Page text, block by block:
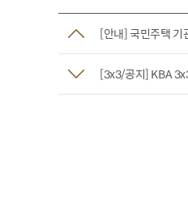
[안내] 국민주택
[3x3/공지] KBA